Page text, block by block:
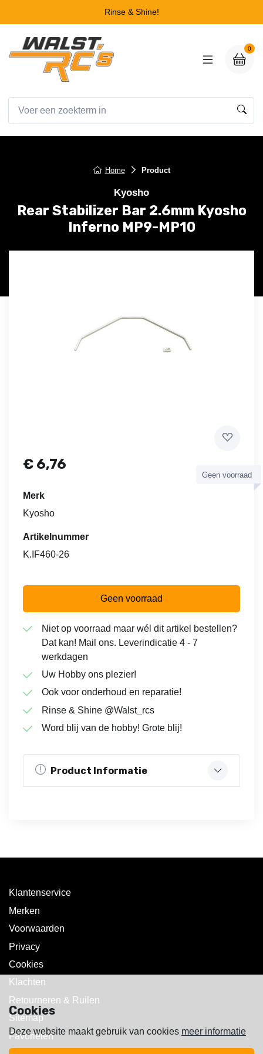
Rinse & Shine!
0
Home Product
Kyosho
Rear Stabilizer Bar 2.6mm Kyosho
Inferno MP9-MP10
€ 6,76
Geen voorraad
Merk
Kyosho
Artikelnummer
K.IF460-26
Geen voorraad
Niet op voorraad maar wél dit artikel bestellen?
Dat kan! Mail ons. Leverindicatie 4 - 7
werkdagen
Uw Hobby ons plezier!
Ook voor onderhoud en reparatie!
Rinse & Shine @Walst_rcs
Word blij van de hobby! Grote blij!
Product Informatie
Klantenservice
Merken
Voorwaarden
Privacy
Cookies
Klachten
Retourneren & Ruilen
Sitemap
Favorieten
Cookies
Deze website maakt gebruik van cookies meer informatie